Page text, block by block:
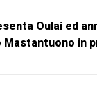
Oulai ed
Mastantuono in